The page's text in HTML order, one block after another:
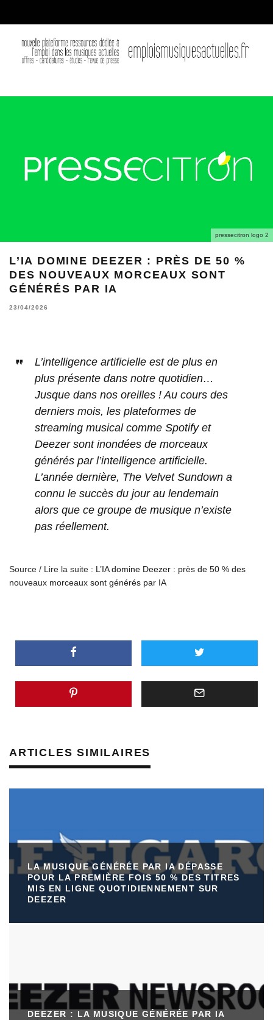
pressecitron logo 2
L’IA DOMINE DEEZER : PRÈS DE 50 %
DES NOUVEAUX MORCEAUX SONT
GÉNÉRÉS PAR IA
23/04/2026
L’intelligence artificielle est de plus en
plus présente dans notre quotidien…
Jusque dans nos oreilles ! Au cours des
derniers mois, les plateformes de
streaming musical comme Spotify et
Deezer sont inondées de morceaux
générés par l’intelligence artificielle.
L’année dernière, The Velvet Sundown a
connu le succès du jour au lendemain
alors que ce groupe de musique n’existe
pas réellement.
Source / Lire la suite : L’IA domine Deezer : près de 50 % des
nouveaux morceaux sont générés par IA
ARTICLES SIMILAIRES
LA MUSIQUE GÉNÉRÉE PAR IA DÉPASSE
POUR LA PREMIÈRE FOIS 50 % DES TITRES
MIS EN LIGNE QUOTIDIENNEMENT SUR
DEEZER
DEEZER : LA MUSIQUE GÉNÉRÉE PAR IA